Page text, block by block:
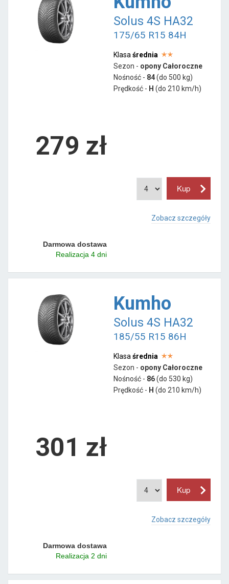
Solus 4S HA32
175/65 R15 84H
Klasa średnia
Sezon - opony Całoroczne
Nośność - 84(do 500 kg)
Prędkość - H (do 210 km/h)
279 zł
Zobacz szczegóły
Darmowa dostawa
Realizacja 4 dni
Kumho
Solus 4S HA32
185/55 R15 86H
Klasa średnia
Sezon - opony Całoroczne
Nośność - 86(do 530 kg)
Prędkość - H (do 210 km/h)
301 zł
Zobacz szczegóły
Darmowa dostawa
Realizacja 2 dni